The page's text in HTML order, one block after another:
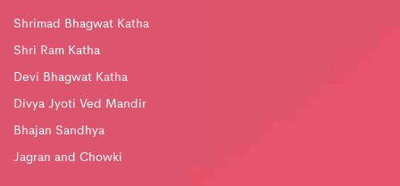
Shrimad Bhagwat Katha
Shri Ram Katha
Devi Bhagwat Katha
Divya Jyoti Ved Mandir
Bhajan Sandhya
Jagran and Chowki